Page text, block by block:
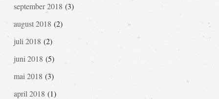
september 2018 (3)
august 2018 (2)
juli 2018 (2)
juni 2018 (5)
mai 2018 (3)
april 2018 (1)